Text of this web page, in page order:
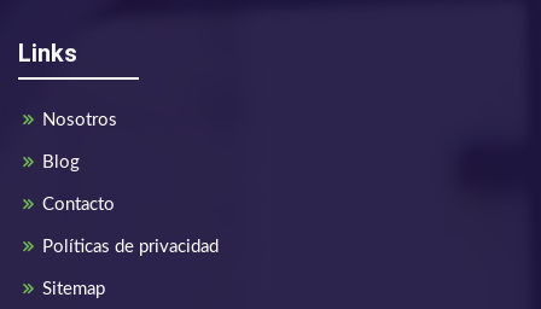
Links
Nosotros
Blog
Contacto
Políticas de privacidad
Sitemap